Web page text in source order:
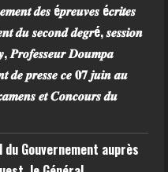
𝒅𝒆𝒔 é𝒑𝒓𝒆𝒖𝒗𝒆𝒔 é𝒄𝒓𝒊𝒕𝒆𝒔
𝒅𝒖 𝒔𝒆𝒄𝒐𝒏𝒅 𝒅𝒆𝒈𝒓é, 𝒔𝒆𝒔𝒔𝒊𝒐𝒏
𝑷𝒓𝒐𝒇𝒆𝒔𝒔𝒆𝒖𝒓 𝑫𝒐𝒖𝒎𝒑𝒂
𝒑𝒓𝒆𝒔𝒔𝒆 𝒄𝒆 𝟎𝟕 𝒋𝒖𝒊𝒏 𝒂𝒖
𝒆𝒕 𝑪𝒐𝒏𝒄𝒐𝒖𝒓𝒔 𝒅𝒖
Gouvernement auprès